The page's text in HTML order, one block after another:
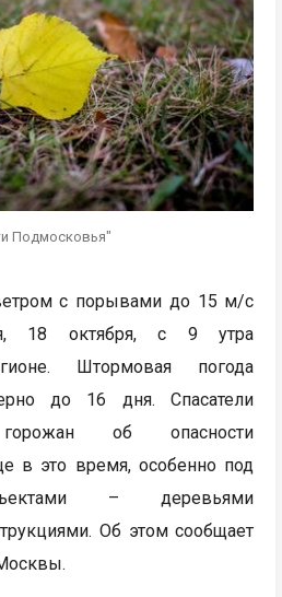
Подмосковья"
с порывами до 15 м/с
18 октября, с 9 утра
Штормовая погода
до 16 дня. Спасатели
об опасности
в это время, особенно под
– деревьями
Об этом сообщает